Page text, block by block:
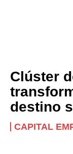
Clúster
destino
CAPITAL